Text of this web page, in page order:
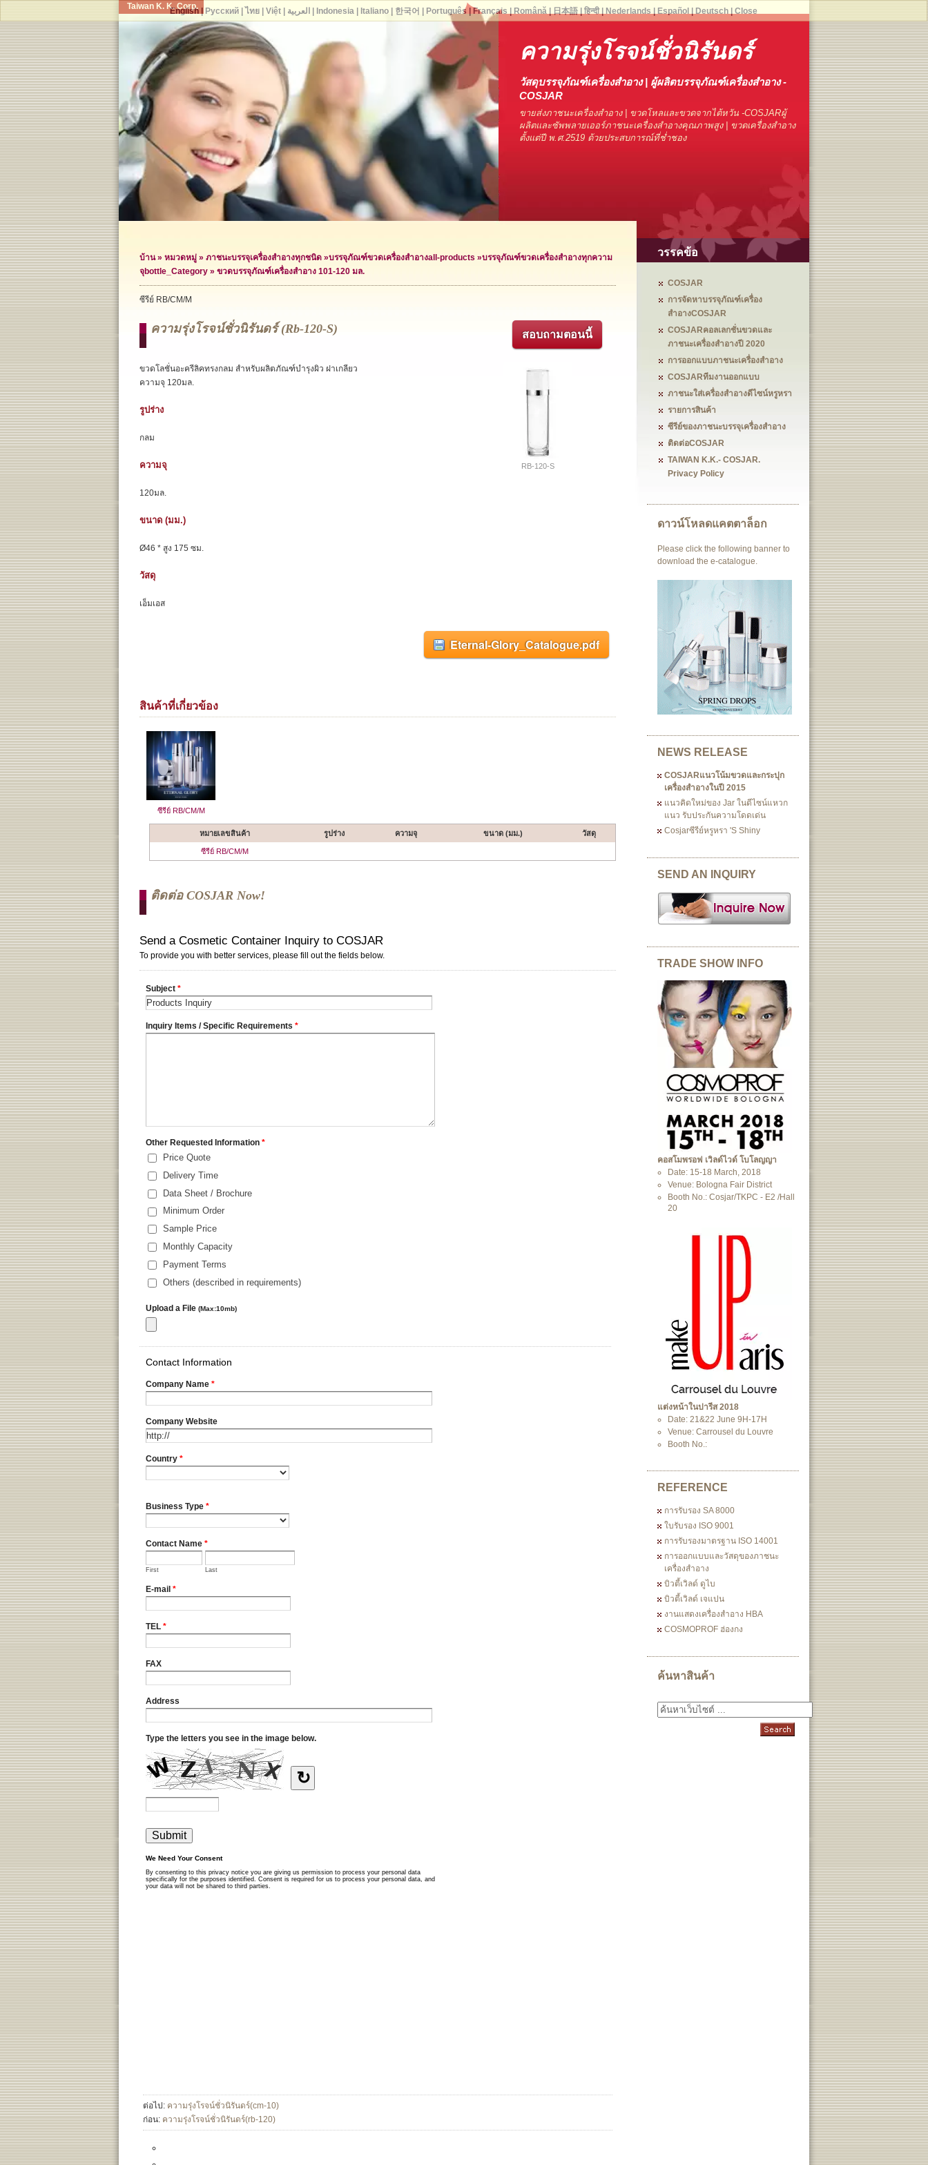
Taiwan K. K. Corp.
ความรุ่งโรจน์ชั่วนิรันดร์
วัสดุบรรจุภัณฑ์เครื่องสำอาง | ผู้ผลิตบรรจุภัณฑ์เครื่องสำอาง -
COSJAR
ขายส่งภาชนะเครื่องสำอาง | ขวดโหลและขวดจากไต้หวัน -COSJARผู้
ผลิตและซัพพลายเออร์ภาชนะเครื่องสำอางคุณภาพสูง | ขวดเครื่องสำอาง
ตั้งแต่ปี พ.ศ.2519 ด้วยประสบการณ์ที่ช่ำชอง
บ้าน» หมวดหมู่ » ภาชนะบรรจุเครื่องสำอางทุกชนิด »บรรจุภัณฑ์ขวดเครื่องสำอางall-products »บรรจุภัณฑ์ขวดเครื่องสำอางทุกความ
จุbottle_Category » ขวดบรรจุภัณฑ์เครื่องสำอาง 101-120 มล.
ซีรีย์ RB/CM/M
สอบถามตอนนี้
ความรุ่งโรจน์ชั่วนิรันดร์ (rb-120-S)
RB-120-S
ขวดโลชั่นอะครีลิคทรงกลม สำหรับผลิตภัณฑ์บำรุงผิว ฝาเกลียว
ความจุ 120มล.
รูปร่าง
กลม
ความจุ
120มล.
ขนาด (มม.)
Ø46 * สูง 175 ซม.
วัสดุ
เอ็มเอส
Eternal-Glory_Catalogue.pdf
สินค้าที่เกี่ยวข้อง
ซีรีย์ RB/CM/M
หมายเลขสินค้า รูปร่าง ความจุ ขนาด (มม.) วัสดุ
ซีรีย์ RB/CM/M
ติดต่อ COSJAR Now!
ต่อไป: ความรุ่งโรจน์ชั่วนิรันดร์(cm-10)
ก่อน: ความรุ่งโรจน์ชั่วนิรันดร์(rb-120)
วรรคข้อ
COSJAR
การจัดหาบรรจุภัณฑ์เครื่อง
สำอางCOSJAR
COSJARคอลเลกชั่นขวดและ
ภาชนะเครื่องสำอางปี 2020
การออกแบบภาชนะเครื่องสำอาง
COSJARทีมงานออกแบบ
ภาชนะใส่เครื่องสำอางดีไซน์หรูหรา
รายการสินค้า
ซีรีย์ของภาชนะบรรจุเครื่องสำอาง
ติดต่อCOSJAR
TAIWAN K.K.- COSJAR.
Privacy Policy
ดาวน์โหลดแคตตาล็อก
Please click the following banner to
download the e-catalogue.
NEWS RELEASE
COSJARแนวโน้มขวดและกระปุก
เครื่องสำอางในปี 2015
แนวคิดใหม่ของ Jar ในดีไซน์แหวก
แนว รับประกันความโดดเด่น
Cosjarซีรีย์หรูหรา 's Shiny
SEND AN INQUIRY
TRADE SHOW INFO
คอสโมพรอฟ เวิลด์ไวด์ โบโลญญา
Date: 15-18 March, 2018
Venue: Bologna Fair District
Booth No.: Cosjar/TKPC - E2 /Hall
20
แต่งหน้าในปารีส 2018
Date: 21&22 June 9H-17H
Venue: Carrousel du Louvre
Booth No.:
REFERENCE
การรับรอง SA 8000
ใบรับรอง ISO 9001
การรับรองมาตรฐาน ISO 14001
การออกแบบและวัสดุของภาชนะ
เครื่องสำอาง
บิวตี้เวิลด์ ดูไบ
บิวตี้เวิลด์ เจแปน
งานแสดงเครื่องสำอาง HBA
COSMOPROF ฮ่องกง
ค้นหาสินค้า
English| Русский| ไทย| Việt| العربية Indonesia| Italiano| 한국어 Português Français Română| 日本語| हिन्दी| Nederlands Español Deutsch| Close